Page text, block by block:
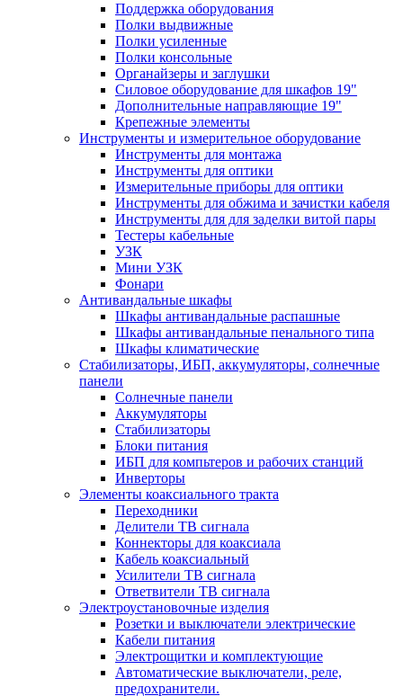
Поддержка оборудования
Полки выдвижные
Полки усиленные
Полки консольные
Органайзеры и заглушки
Силовое оборудование для шкафов 19"
Дополнительные направляющие 19"
Крепежные элементы
Инструменты и измерительное оборудование
Инструменты для монтажа
Инструменты для оптики
Измерительные приборы для оптики
Инструменты для обжима и зачистки кабеля
Инструменты для для заделки витой пары
Тестеры кабельные
УЗК
Мини УЗК
Фонари
Антивандальные шкафы
Шкафы антивандальные распашные
Шкафы антивандальные пенального типа
Шкафы климатические
Стабилизаторы, ИБП, аккумуляторы, солнечные
панели
Солнечные панели
Аккумуляторы
Стабилизаторы
Блоки питания
ИБП для компьтеров и рабочих станций
Инверторы
Элементы коаксиального тракта
Переходники
Делители ТВ сигнала
Коннекторы для коаксиала
Кабель коаксиальный
Усилители ТВ сигнала
Ответвители ТВ сигнала
Электроустановочные изделия
Розетки и выключатели электрические
Кабели питания
Электрощитки и комплектующие
Автоматические выключатели, реле,
предохранители.